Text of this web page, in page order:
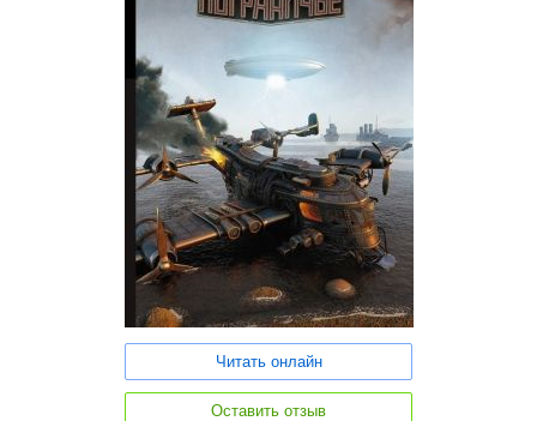
Читать онлайн
Оставить отзыв